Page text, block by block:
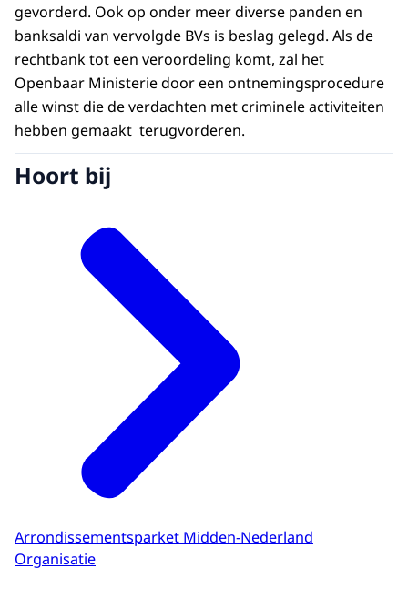
gevorderd. Ook op onder meer diverse panden en
banksaldi van vervolgde BVs is beslag gelegd. Als de
rechtbank tot een veroordeling komt, zal het
Openbaar Ministerie door een ontnemingsprocedure
alle winst die de verdachten met criminele activiteiten
hebben gemaakt terugvorderen.
Hoort bij
Arrondissementsparket Midden-Nederland
Organisatie